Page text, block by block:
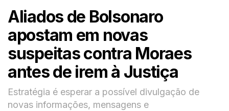
Aliados de Bolsonaro
apostam em novas
suspeitas contra Moraes
antes de irem à Justiça
Estratégia é esperar a possível divulgação de
novas informações, mensagens e